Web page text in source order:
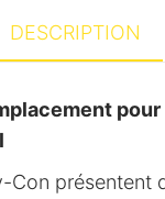
DESCRIPTION
Con présentent